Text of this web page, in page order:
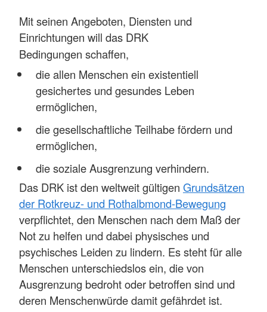
Mit seinen Angeboten, Diensten und
Einrichtungen will das DRK
Bedingungen schaffen,
die allen Menschen ein existentiell
gesichertes und gesundes Leben
ermöglichen,
die gesellschaftliche Teilhabe fördern und
ermöglichen,
die soziale Ausgrenzung verhindern.
Das DRK ist den weltweit gültigen Grundsätzen
der Rotkreuz- und Rothalbmond-Bewegung
verpflichtet, den Menschen nach dem Maß der
Not zu helfen und dabei physisches und
psychisches Leiden zu lindern. Es steht für alle
Menschen unterschiedslos ein, die von
Ausgrenzung bedroht oder betroffen sind und
deren Menschenwürde damit gefährdet ist.